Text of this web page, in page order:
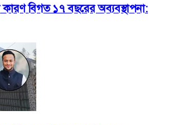
কারণ বিগত ১৭ বছরের অব্যবস্থাপনা: